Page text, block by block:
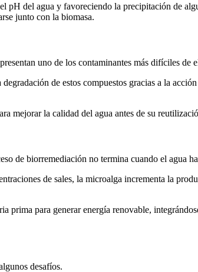
del agua y favoreciendo la precipitación de
junto con la biomasa.
uno de los contaminantes más difíciles de
degradación de estos compuestos gracias a la
mejorar la calidad del agua antes de su
de biorremediación no termina cuando el agua
de sales, la microalga incrementa la
prima para generar energía renovable,
desafíos.